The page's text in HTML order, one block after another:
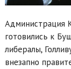
Администрация
готовились к
либералы,
внезапно